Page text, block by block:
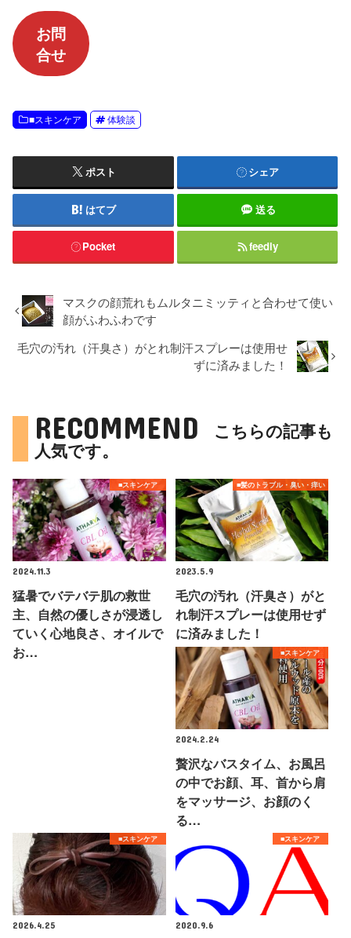
お問
合せ
■スキンケア 体験談
ポスト シェア
はてブ 送る
Pocket feedly
マスクの顔荒れもムルタニミッティと合わせて使い
顔がふわふわです
毛穴の汚れ（汗臭さ）がとれ制汗スプレーは使用せ
ずに済みました！
RECOMMEND
こちらの記事も
人気です。
■スキンケア
2024.11.3
猛暑でバテバテ肌の救世
主、自然の優しさが浸透し
ていく心地良さ、オイルで
お…
■髪のトラブル・臭い・痒い
2023.5.9
毛穴の汚れ（汗臭さ）がと
れ制汗スプレーは使用せず
に済みました！
■スキンケア
2024.2.24
贅沢なバスタイム、お風呂
の中でお顔、耳、首から肩
をマッサージ、お顔のく
る…
■スキンケア
2026.4.25
■スキンケア
2020.9.6